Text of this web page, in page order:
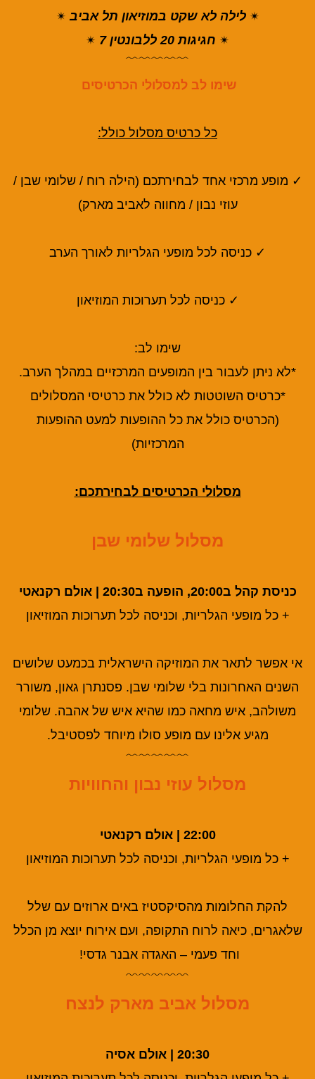
✴︎לילה לא שקט במוזיאון תל אביב ✴︎
✴︎ חגיגות 20 ללבונטין 7 ✴︎
﹌﹌﹌﹌﹌
שימו לב למסלולי הכרטיסים
כל כרטיס מסלול כולל:
✓ מופע מרכזי אחד לבחירתכם (הילה רוח / שלומי שבן /
עוזי נבון / מחווה לאביב מארק)
✓ כניסה לכל מופעי הגלריות לאורך הערב
✓ כניסה לכל תערוכות המוזיאון
שימו לב:
*לא ניתן לעבור בין המופעים המרכזיים במהלך הערב.
*כרטיס השוטטות לא כולל את כרטיסי המסלולים
(הכרטיס כולל את כל ההופעות למעט ההופעות
המרכזיות)
מסלולי הכרטיסים לבחירתכם:
מסלול שלומי שבן
כניסת קהל ב20:00, הופעה ב20:30 | אולם רקנאטי
+ כל מופעי הגלריות, וכניסה לכל תערוכות המוזיאון
אי אפשר לתאר את המוזיקה הישראלית בכמעט שלושים
השנים האחרונות בלי שלומי שבן. פסנתרן גאון, משורר
משולהב, איש מחאה כמו שהיא איש של אהבה. שלומי
מגיע אלינו עם מופע סולו מיוחד לפסטיבל.
﹌﹌﹌﹌﹌
מסלול עוזי נבון והחוויות
22:00 | אולם רקנאטי
+ כל מופעי הגלריות, וכניסה לכל תערוכות המוזיאון
להקת החלומות מהסיקסטיז באים ארוזים עם שלל
שלאגרים, כיאה לרוח התקופה, ועם אירוח יוצא מן הכלל
וחד פעמי – האגדה אבנר גדסי!
﹌﹌﹌﹌﹌
מסלול אביב מארק לנצח
20:30 | אולם אסיה